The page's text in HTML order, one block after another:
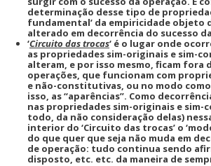
determinação desse tipo de
fundamental’ da empiricidade objeto
alterado em decorrência do sucesso
‘Circuito das trocas‘ é o lugar onde
as propriedades sim-originais e sim-
alteram, e por isso mesmo, ficam fora
operações, que funcionam com
e não-constitutivas, ou no modo
isso, as “aparências”. Como
nas propriedades sim-originais e
todo, da não consideração delas)
interior do ‘Circuito das trocas’ o
do que quer que seja não muda em
de operação: tudo continua sendo
disposto, etc. etc. da maneira de